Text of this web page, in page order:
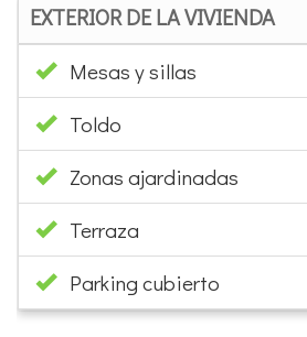
EXTERIOR DE LA VIVIENDA
Mesas y sillas
Toldo
Zonas ajardinadas
Terraza
Parking cubierto